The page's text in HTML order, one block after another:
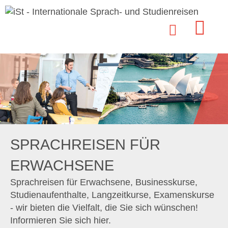
SPRACHREISEN FÜR
ERWACHSENE
Sprachreisen für Erwachsene, Businesskurse,
Studienaufenthalte, Langzeitkurse, Examenskurse
- wir bieten die Vielfalt, die Sie sich wünschen!
Informieren Sie sich hier.